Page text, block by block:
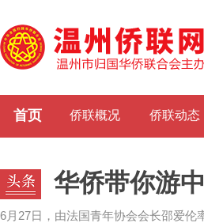
首页 侨联概况 侨联动态
华侨带你游
6月27日，由法国青年协会会长邵爱伦